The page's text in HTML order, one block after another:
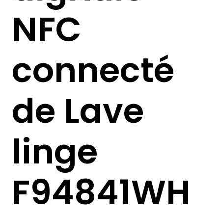
NFC
connecté
de Lave
linge
F94841WH